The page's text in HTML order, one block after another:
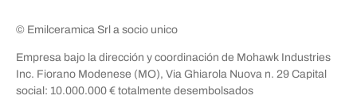
© Emilceramica Srl a socio unico
Empresa bajo la dirección y coordinación de Mohawk Industries
Inc. Fiorano Modenese (MO), Via Ghiarola Nuova n. 29 Capital
social: 10.000.000 € totalmente desembolsados